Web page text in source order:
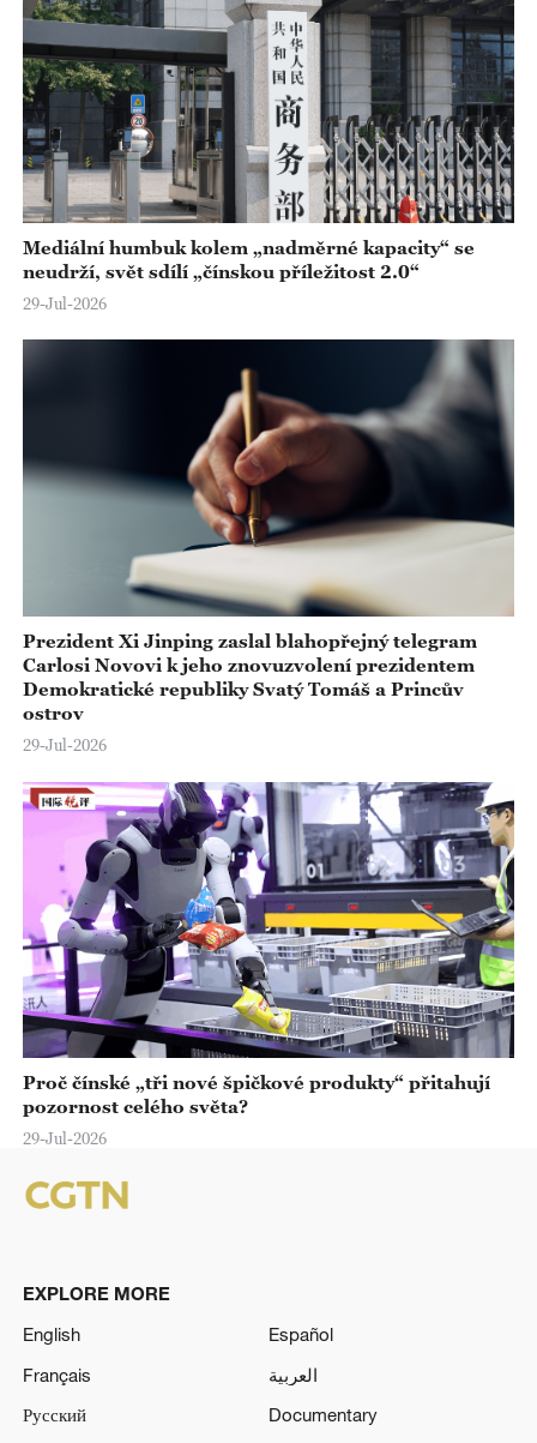
Mediální humbuk kolem „nadměrné kapacity“ se
neudrží, svět sdílí „čínskou příležitost 2.0“
29-Jul-2026
Prezident Xi Jinping zaslal blahopřejný telegram
Carlosi Novovi k jeho znovuzvolení prezidentem
Demokratické republiky Svatý Tomáš a Princův
ostrov
29-Jul-2026
Proč čínské „tři nové špičkové produkty“ přitahují
pozornost celého světa?
29-Jul-2026
EXPLORE MORE
English
Español
Français
العربية
Русский
Documentary